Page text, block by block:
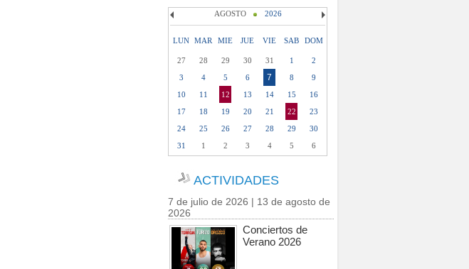
AGOSTO 2026
LUN MAR MIE JUE VIE SAB DOM
27 28 29 30 31 1
2
3
4 5 6 7 8
9
10
11 12 13 14 15
16
17
18 19 20 21 22
23
24
25 26 27 28 29
30
31
1 2 3 4 5 6
ACTIVIDADES
7 de julio de 2026 | 13 de agosto de
2026
Conciertos de
Verano 2026